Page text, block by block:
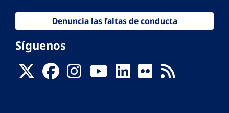
Denuncia las faltas de conducta
Síguenos